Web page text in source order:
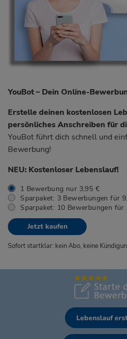
YouBot – Dein Online-
Erstelle deinen kostenlosen
persönliches Anschreiben für
YouBot führt dich schnell und
Bewerbung!
NEU: Kostenloser Lebenslauf!
1 Bewerbung nur 3,95 €
Sparpaket: 3 Bewerbungen für
Sparpaket: 10 Bewerbungen für
Jetzt kaufen
Sofort startklar: kein Abo, keine
Lebenslauf